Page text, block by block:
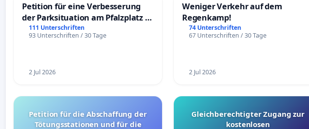
Petition für eine Verbesserung
der Parksituation am Pfalzplatz in
Mannheim
111 Unterschriften
93 Unterschriften / 30 Tage
2 Jul 2026
Weniger Verkehr auf dem
Regenkamp!
74 Unterschriften
67 Unterschriften / 30 Tage
2 Jul 2026
Petition für die Abschaffung der
Tötungsstationen und für die
Gleichberechtigter Zugang zur
kostenlosen